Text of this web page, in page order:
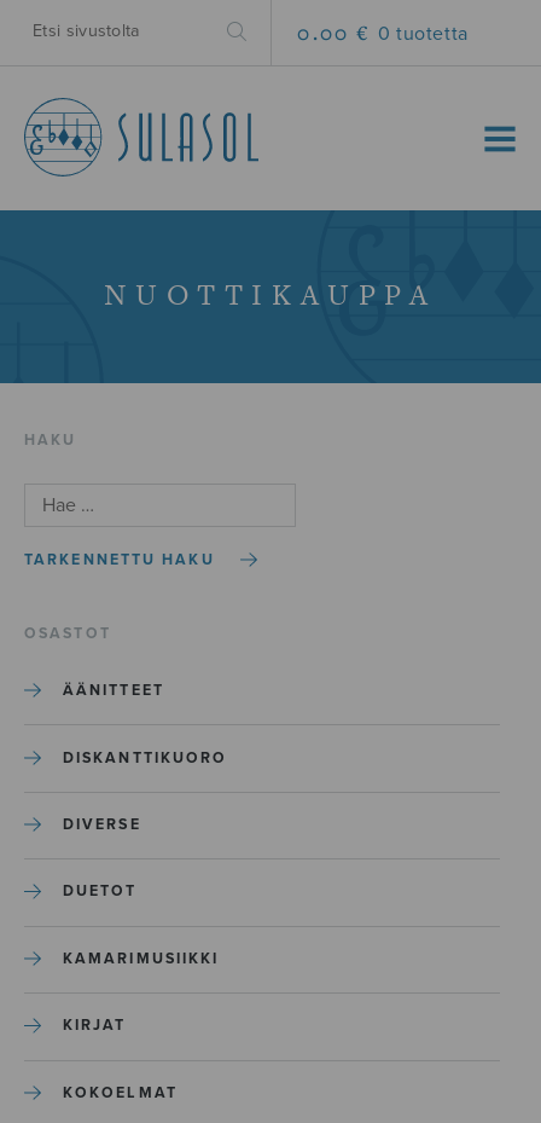
0.00 € 0 tuotetta
MENU
NUOTTIKAUPPA
HAKU
TARKENNETTU HAKU
OSASTOT
ÄÄNITTEET
DISKANTTIKUORO
DIVERSE
DUETOT
KAMARIMUSIIKKI
KIRJAT
KOKOELMAT